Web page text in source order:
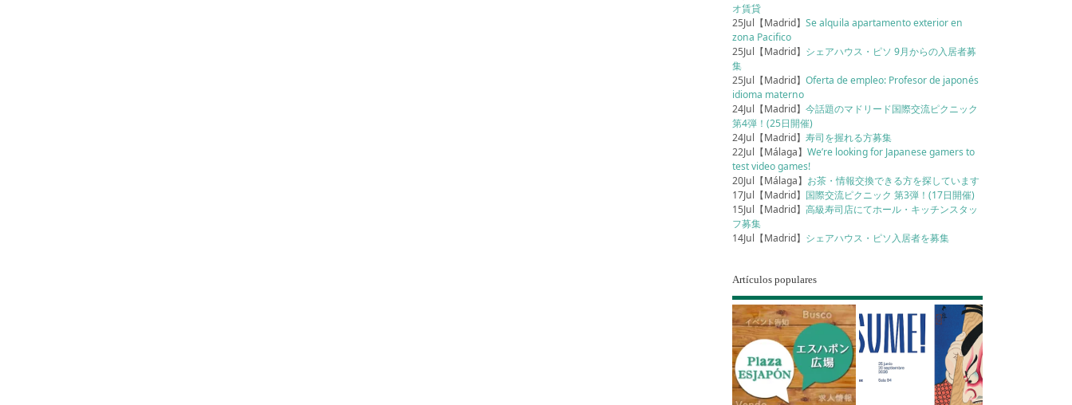
オ賃貸
25Jul【Madrid】Se alquila apartamento exterior en
zona Pacifico
25Jul【Madrid】 シェアハウス・ピソ 9月からの入居者募
集
25Jul【Madrid】Oferta de empleo: Profesor de japonés
idioma materno
24Jul【Madrid】今話題のマドリード国際交流ピクニック
第4弾！(25日開催)
24Jul【Madrid】寿司を握れる方募集
22Jul【Málaga】We’re looking for Japanese gamers to
test video games!
20Jul【Málaga】 お茶・情報交換できる方を探しています
17Jul【Madrid】 国際交流ピクニック 第3弾！(17日開催)
15Jul【Madrid】高級寿司店にてホール・キッチンスタッ
フ募集
14Jul【Madrid】 シェアハウス・ピソ入居者を募集
Artículos populares